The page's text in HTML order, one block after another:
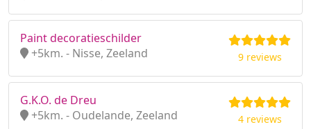
Paint decoratieschilder
+5km. - Nisse, Zeeland
9 reviews
G.K.O. de Dreu
+5km. - Oudelande, Zeeland
4 reviews